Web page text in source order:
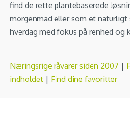
find de rette plantebaserede
morgenmad eller som et
hverdag med fokus på renhed og
Næringsrige råvarer siden 2007 |
indholdet | Find dine favoritter